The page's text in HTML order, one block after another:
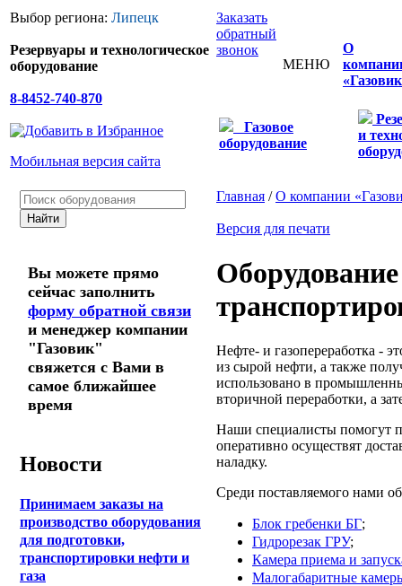
Выбор региона: Липецк
Резервуары и технологическое
оборудование
8-8452-740-870
Мобильная версия сайта
Заказать
обратный
звонок
МЕНЮ
О
Газовое
оборудование
и
Вы можете прямо
сейчас заполнить
форму обратной связи
и менеджер компании
"Газовик"
свяжется с Вами в
самое ближайшее
время
Новости
Принимаем заказы на
производство оборудования
для подготовки,
транспортировки нефти и
газа
Главная /О компании
Версия для печати
Нефте- и газопереработка -
из сырой нефти, а также
использовано в
вторичной переработки, а
Наши специалисты помогут
оперативно осуществят
наладку.
Среди поставляемого нами
Блок гребенки БГ;
Гидрорезак ГРУ;
Камера приема и
Малогабаритные